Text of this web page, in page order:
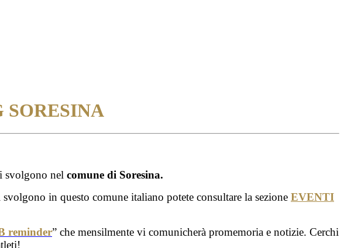
svolgono nel comune di Soresina.
in questo comune italiano potete consultare la sezione EVENTI
reminder” che mensilmente vi comunicherà promemoria e notizie. Cerchi